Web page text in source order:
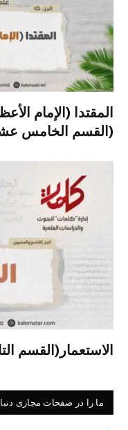
المقتدا (الإمام
(القسم الخامس
الاستعمار(القسم
ما را در صفحات مجازی